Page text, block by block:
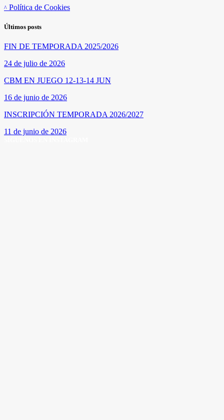
Política de Cookies
Últimos posts
FIN DE TEMPORADA 2025/2026
24 de julio de 2026
CBM EN JUEGO 12-13-14 JUN
16 de junio de 2026
INSCRIPCIÓN TEMPORADA 2026/2027
11 de junio de 2026